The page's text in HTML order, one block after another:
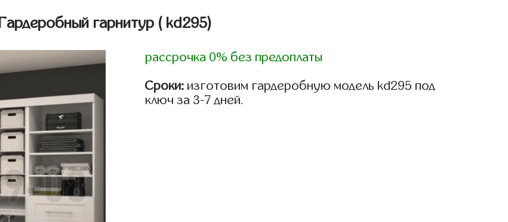
Гардеробный гарнитур ( kd295)
рассрочка 0% без предоплаты
Сроки: изготовим гардеробную модель kd295 под
ключ за 3-7 дней.